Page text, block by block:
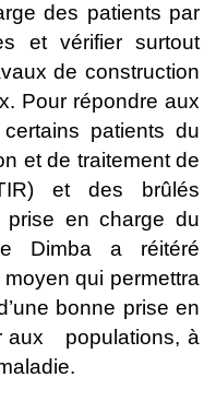
des patients par
et vérifier surtout
de construction
Pour répondre aux
patients du
et de traitement de
et des brûlés
en charge du
Dimba a réitéré
moyen qui permettra
bonne prise en
aux populations, à